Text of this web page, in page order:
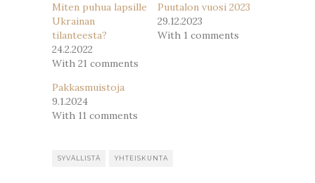
Miten puhua lapsille
Ukrainan
tilanteesta?
24.2.2022
With 21 comments
Puutalon vuosi 2023
29.12.2023
With 1 comments
Pakkasmuistoja
9.1.2024
With 11 comments
SYVÄLLISTÄ YHTEISKUNTA